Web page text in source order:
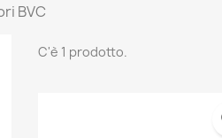
BVC
C'è 1 prodotto.